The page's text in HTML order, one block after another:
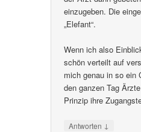
einzugeben. Die
„Elefant“.
Wenn ich also
schön verteilt auf
mich genau in so ein
den ganzen Tag
Prinzip ihre
Antworten ↓